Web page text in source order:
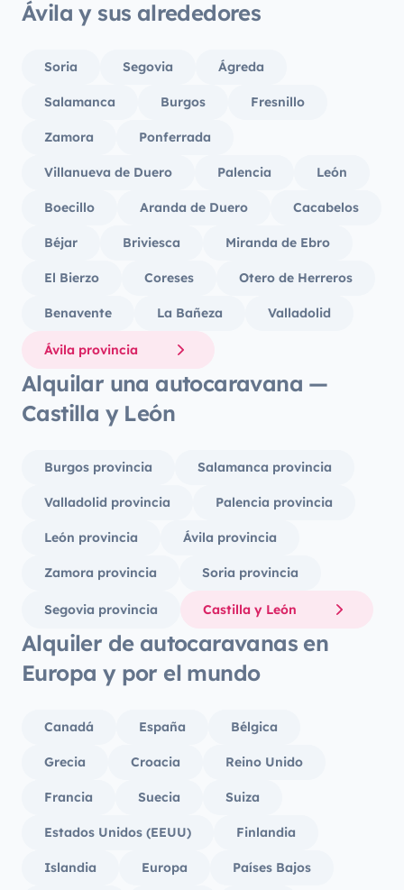
Ávila y sus alrededores
Soria Segovia Ágreda
Salamanca Burgos Fresnillo
Zamora Ponferrada
Villanueva de Duero Palencia León
Boecillo Aranda de Duero Cacabelos
Béjar Briviesca Miranda de Ebro
El Bierzo Coreses Otero de Herreros
Benavente La Bañeza Valladolid
Ávila provincia
Alquilar una autocaravana —
Castilla y León
Burgos provincia Salamanca provincia
Valladolid provincia Palencia provincia
León provincia Ávila provincia
Zamora provincia Soria provincia
Segovia provincia Castilla y León
Alquiler de autocaravanas en
Europa y por el mundo
Canadá España Bélgica
Grecia Croacia Reino Unido
Francia Suecia Suiza
Estados Unidos (EEUU) Finlandia
Islandia Europa Países Bajos